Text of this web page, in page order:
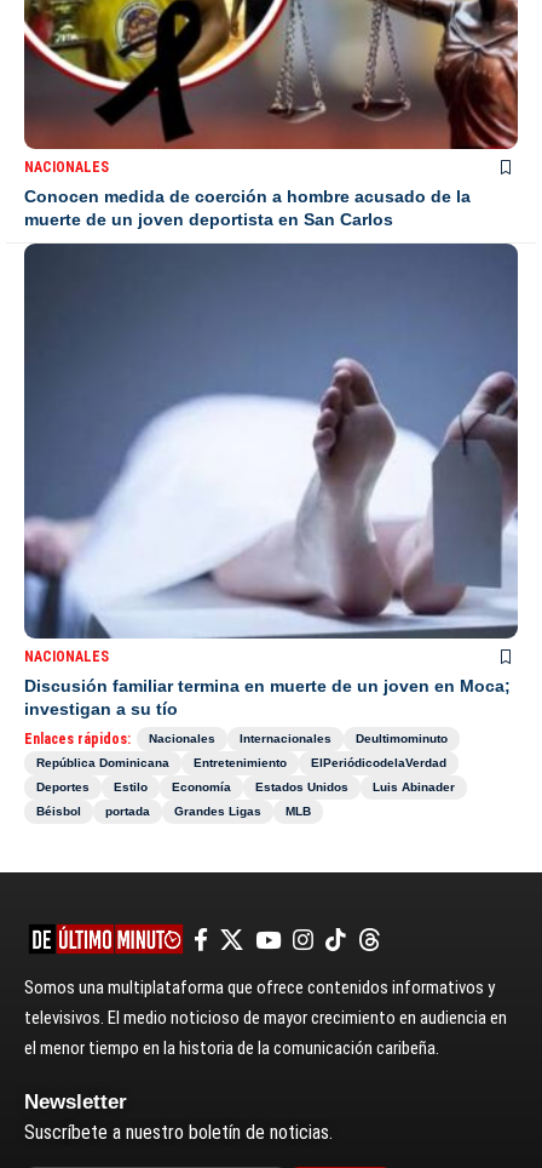
NACIONALES
Conocen medida de coerción a hombre acusado de la
muerte de un joven deportista en San Carlos
NACIONALES
Discusión familiar termina en muerte de un joven en Moca;
investigan a su tío
Enlaces rápidos: Nacionales Internacionales
Deultimominuto
República Dominicana
Entretenimiento
ElPeriódicodelaVerdad
Deportes
Estilo Economía Estados Unidos
Luis Abinader
Béisbol
portada Grandes Ligas MLB
Somos una multiplataforma que ofrece contenidos informativos y
televisivos. El medio noticioso de mayor crecimiento en audiencia en
el menor tiempo en la historia de la comunicación caribeña.
Newsletter
Suscríbete a nuestro boletín de noticias.